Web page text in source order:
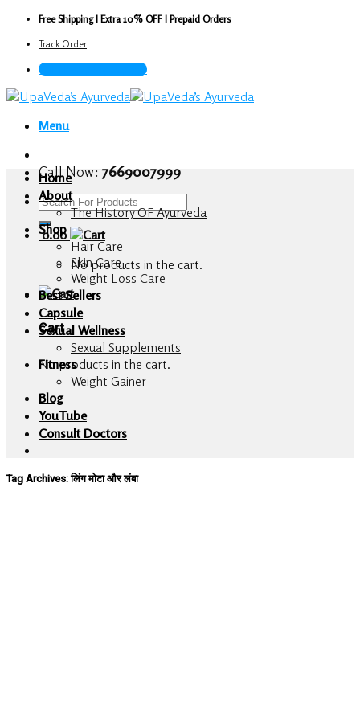
Skip
content
Free Shipping | Extra 10% OFF | Prepaid Orders
Track Order
Call Now : 7669007999
Menu
Call Now:7669007999
Search
for:
0.00
No products in the cart.
Cart
No products in the cart.
Home
About
The History OF Ayurveda
Shop
Hair Care
Skin Care
Weight Loss Care
Best Sellers
Capsule
Sexual Wellness
Sexual Supplements
Fitness
Weight Gainer
Blog
YouTube
Consult Doctors
Tag Archives:लिंग मोटा और लंबा